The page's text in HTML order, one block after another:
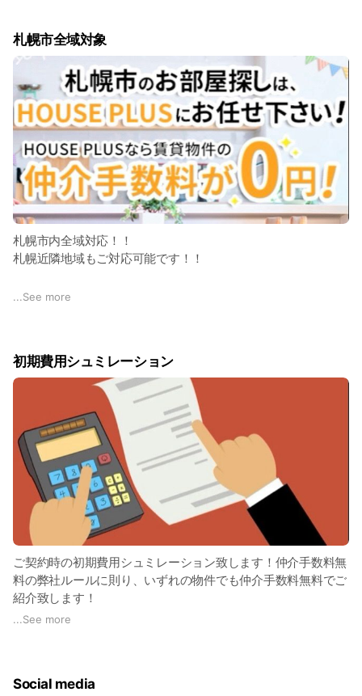
き出します。
●サポートプランも多数ご用意
札幌市全域対象
札幌市内全域対応！！
札幌近隣地域もご対応可能です！！
対象地域は・・・
...See more
初期費用シュミレーション
ご契約時の初期費用シュミレーション致します！仲介手数料無
料の弊社ルールに則り、いずれの物件でも仲介手数料無料でご
紹介致します！
にて送信致します。
...See more
Social media